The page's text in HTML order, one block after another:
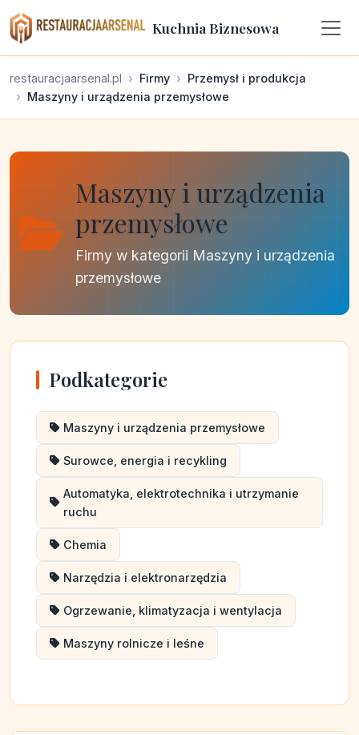
Kuchnia Biznesowa
restauracjaarsenal.pl Firmy
Przemysł i produkcja
Maszyny i urządzenia przemysłowe
Maszyny i urządzenia
przemysłowe
Firmy w kategorii Maszyny i urządzenia
przemysłowe
Podkategorie
Maszyny i urządzenia przemysłowe
Surowce, energia i recykling
Automatyka, elektrotechnika i utrzymanie
ruchu
Chemia
Narzędzia i elektronarzędzia
Ogrzewanie, klimatyzacja i wentylacja
Maszyny rolnicze i leśne